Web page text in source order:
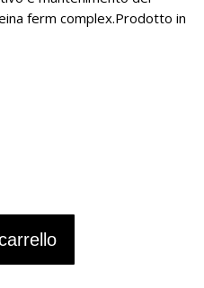
ferm complex.Prodotto in